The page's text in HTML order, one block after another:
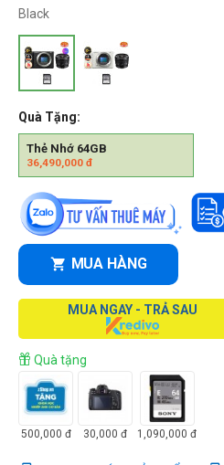
Black
Quà Tặng:
Thẻ Nhớ 64GB
36,490,000 đ
MUA HÀNG
MUA NGAY - TRẢ SAU
Quà tặng
500,000 đ 30,000 đ 1,090,000 đ